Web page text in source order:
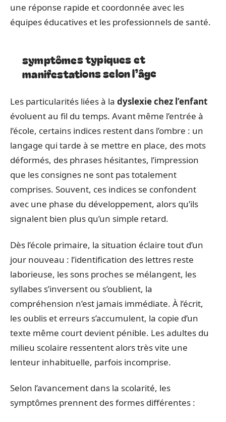
une réponse rapide et coordonnée avec les
équipes éducatives et les professionnels de santé.
symptômes typiques et
manifestations selon l’âge
Les particularités liées à la dyslexie chez l’enfant
évoluent au fil du temps. Avant même l’entrée à
l’école, certains indices restent dans l’ombre : un
langage qui tarde à se mettre en place, des mots
déformés, des phrases hésitantes, l’impression
que les consignes ne sont pas totalement
comprises. Souvent, ces indices se confondent
avec une phase du développement, alors qu’ils
signalent bien plus qu’un simple retard.
Dès l’école primaire, la situation éclaire tout d’un
jour nouveau : l’identification des lettres reste
laborieuse, les sons proches se mélangent, les
syllabes s’inversent ou s’oublient, la
compréhension n’est jamais immédiate. À l’écrit,
les oublis et erreurs s’accumulent, la copie d’un
texte même court devient pénible. Les adultes du
milieu scolaire ressentent alors très vite une
lenteur inhabituelle, parfois incomprise.
Selon l’avancement dans la scolarité, les
symptômes prennent des formes différentes :